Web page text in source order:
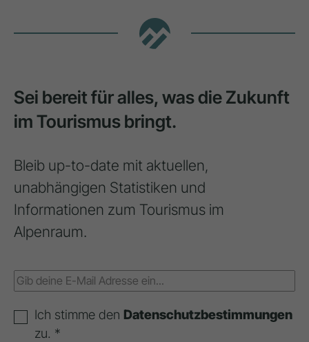
Sei bereit für alles, was die Zukunft
im Tourismus bringt.
Bleib up-to-date mit aktuellen,
unabhängigen Statistiken und
Informationen zum Tourismus im
Alpenraum.
Ich stimme den Datenschutzbestimmungen
zu. *